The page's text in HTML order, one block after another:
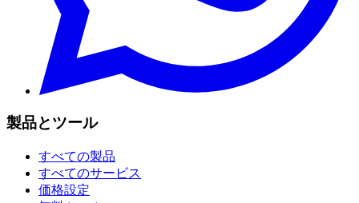
製品とツール
すべての製品
すべてのサービス
価格設定